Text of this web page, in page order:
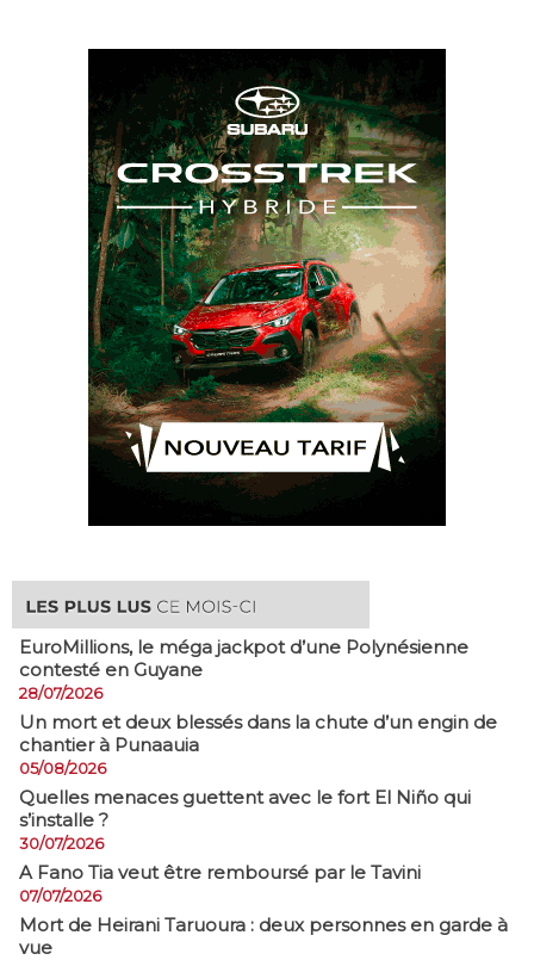
EuroMillions, ​le méga jackpot d’une Polynésienne
contesté en Guyane
28/07/2026
​Un mort et deux blessés dans la chute d’un engin de
chantier à Punaauia
05/08/2026
Quelles menaces guettent avec le fort El Niño qui
s’installe ?
30/07/2026
A Fano Tia veut être remboursé par le Tavini
07/07/2026
Mort de Heirani Taruoura : deux personnes en garde à
vue